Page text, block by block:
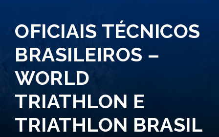
OFICIAIS TÉCNICOS
BRASILEIROS –
WORLD
TRIATHLON E
TRIATHLON BRASIL